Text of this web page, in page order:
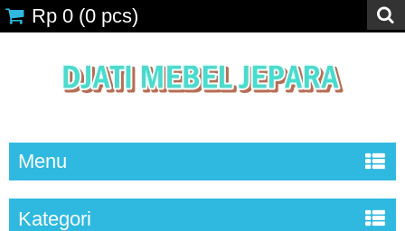
Rp 0 (0 pcs)
Menu
Kategori